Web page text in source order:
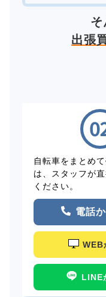
そ
出張
自転車をまとめ
は、スタッフが
ください。
電話
WEB
LINE